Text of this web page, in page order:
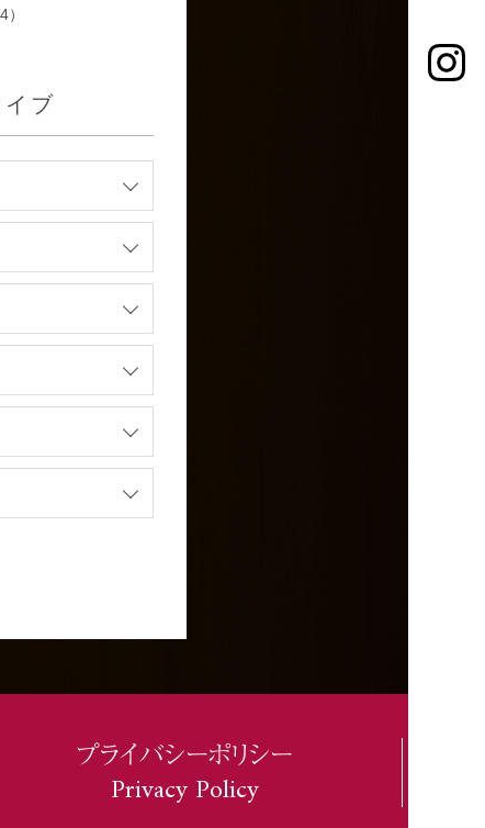
ブ
プライバシーポリシー
Privacy Policy